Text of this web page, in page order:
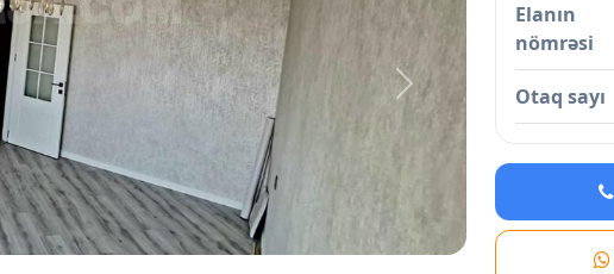
Next
Elanın
nömrəsi
Otaq sayı